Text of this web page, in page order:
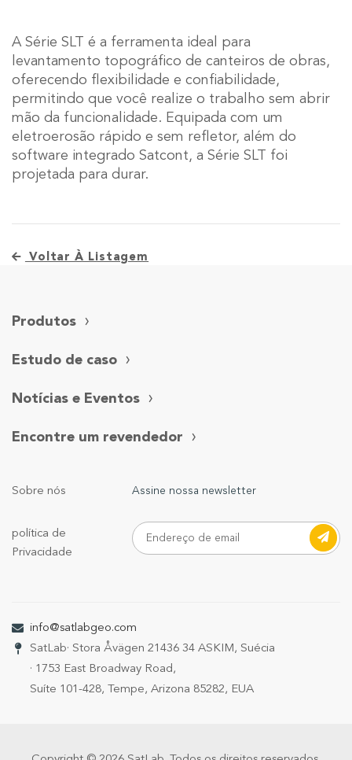
A Série SLT é a ferramenta ideal para
levantamento topográfico de canteiros de obras,
oferecendo flexibilidade e confiabilidade,
permitindo que você realize o trabalho sem abrir
mão da funcionalidade. Equipada com um
eletroerosão rápido e sem refletor, além do
software integrado Satcont, a Série SLT foi
projetada para durar.
Voltar À Listagem
SatLab· Stora Åvägen 21 436 34 ASKIM, Suécia
· 1753 East Broadway Road,
Suíte 101-428, Tempe, Arizona 85282, EUA
info@satlabgeo.com
Produtos
Estudo de caso
Notícias e Eventos
Encontre um revendedor
Sobre nós
política de
Privacidade
Assine nossa newsletter